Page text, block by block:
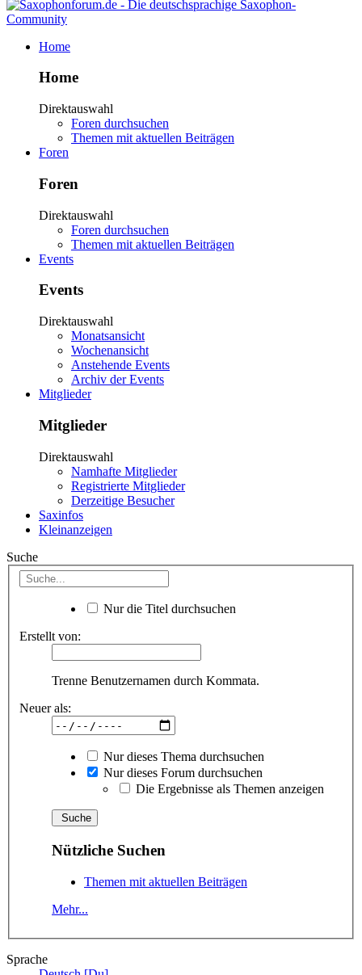
Home
Home
Direktauswahl
Foren durchsuchen
Themen mit aktuellen Beiträgen
Foren
Foren
Direktauswahl
Foren durchsuchen
Themen mit aktuellen Beiträgen
Events
Events
Direktauswahl
Monatsansicht
Wochenansicht
Anstehende Events
Archiv der Events
Mitglieder
Mitglieder
Direktauswahl
Namhafte Mitglieder
Registrierte Mitglieder
Derzeitige Besucher
Saxinfos
Kleinanzeigen
Suche
Nur die Titel durchsuchen
Erstellt von:
Trenne Benutzernamen durch Kommata.
Neuer als:
Nur dieses Thema durchsuchen
Nur dieses Forum durchsuchen
Die Ergebnisse als Themen anzeigen
Nützliche Suchen
Themen mit aktuellen Beiträgen
Mehr...
Sprache